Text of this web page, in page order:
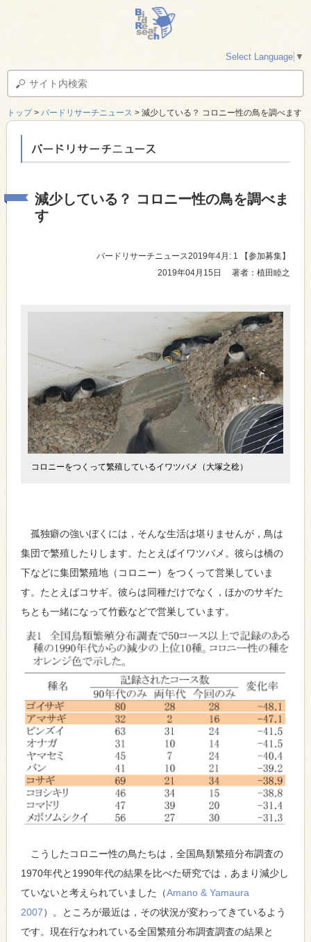
トップ> バードリサーチニュース > 減少している？ コロニー性の鳥を調べます
減少している？ コロニー性の鳥を調べま
す
バードリサーチニュース2019年4月: 1
【参加募集】
2019年04月15日
著者：植田睦之
コロニーをつくって繁殖しているイワツバメ（大塚之稔）
孤独癖の強いぼくには，そんな生活は堪りませんが，鳥は
集団で繁殖したりします。たとえばイワツバメ。彼らは橋の
下などに集団繁殖地（コロニー）をつくって営巣していま
す。たとえばコサギ。彼らは同種だけでなく，ほかのサギた
ちとも一緒になって竹藪などで営巣しています。
こうしたコロニー性の鳥たちは，全国鳥類繁殖分布調査の
1970年代と1990年代の結果を比べた研究では，あまり減少し
ていないと考えられていました（Amano & Yamaura
2007）。ところが最近は，その状況が変わってきているよう
です。現在行なわれている全国繁殖分布調査調査の結果と
Select Language ▼